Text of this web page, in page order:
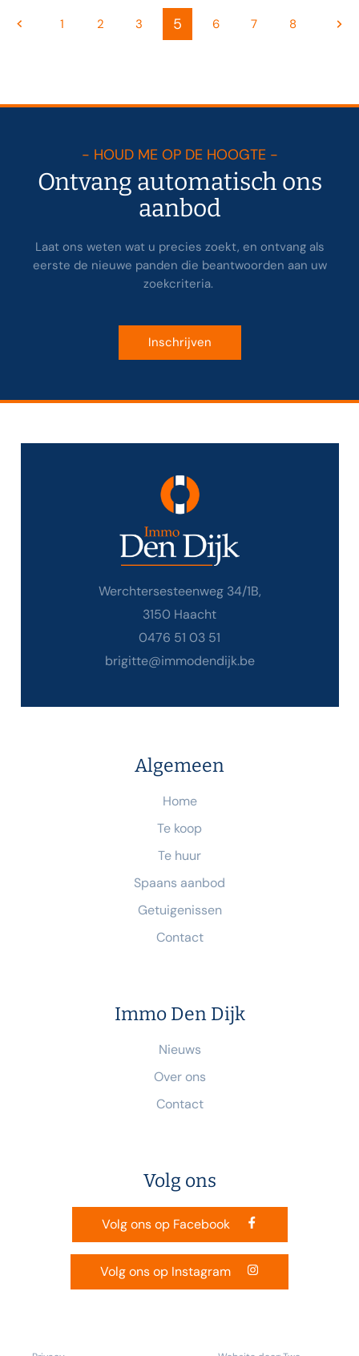
1 2 3 5 6 7 8
- HOUD ME OP DE HOOGTE -
Ontvang automatisch ons
aanbod
Laat ons weten wat u precies zoekt, en ontvang als
eerste de nieuwe panden die beantwoorden aan uw
zoekcriteria.
Inschrijven
Werchtersesteenweg 34/1B,
3150 Haacht
0476 51 03 51
brigitte@immodendijk.be
Immo Den Dijk
Nieuws
Over ons
Contact
Volg ons
Volg ons op Facebook
Volg ons op Instagram
Algemeen
Home
Te koop
Te huur
Spaans aanbod
Getuigenissen
Contact